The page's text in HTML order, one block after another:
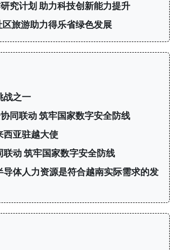
究计划 助力科技创新能力提升
旅游助力得乐省绿色发展
战之一
同联动 筑牢国家数字安全防线
西亚驻越大使
动 筑牢国家数字安全防线
体人力资源是符合越南实际需求的发